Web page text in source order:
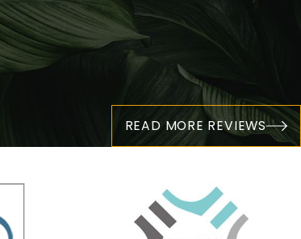
READ MORE REVIEWS